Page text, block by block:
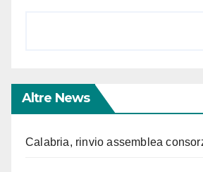
Altre News
Calabria, rinvio assemblea